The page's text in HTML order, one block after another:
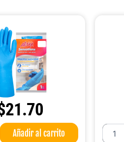
21.70
Añadir al carrito
Guante
Altex